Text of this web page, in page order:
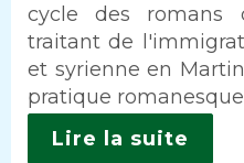
cycle des romans
traitant de
et syrienne en
pratique
Lire la suite